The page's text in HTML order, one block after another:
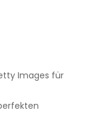
Images für